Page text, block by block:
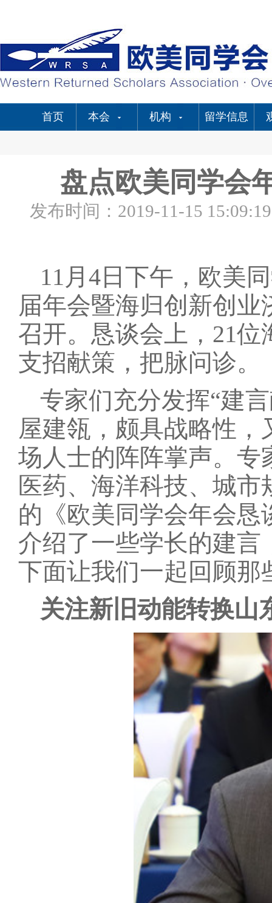
首页 本会 机构 留学信息
盘点欧美同学会
发布时间：2019-11-15 15:09:19
11月4日下午，欧美
届年会暨海归创新创
召开。恳谈会上，21
支招献策，把脉问诊。
专家们充分发挥“建
屋建瓴，颇具战略性
场人士的阵阵掌声。专
医药、海洋科技、城
的《欧美同学会年会恳
介绍了一些学长的建
下面让我们一起回顾那
关注新旧动能转换山